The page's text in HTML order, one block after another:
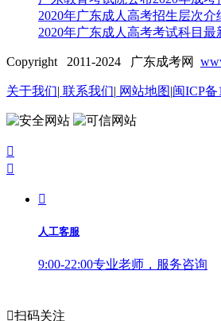
2020年广东成人高考招生层次介
2020年广东成人高考考试科目最
Copyright 2011-2024 广东成考网
关于我们| 联系我们| 网站地图|闽ICP备



人工客服
9:00-22:00专业老师，服务咨询
扫码关注